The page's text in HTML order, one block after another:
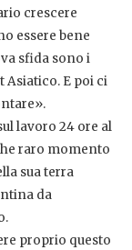
crescere
essere bene
sfida sono i
Asiatico. E poi ci
lavoro 24 ore al
raro momento
sua terra
da
proprio questo